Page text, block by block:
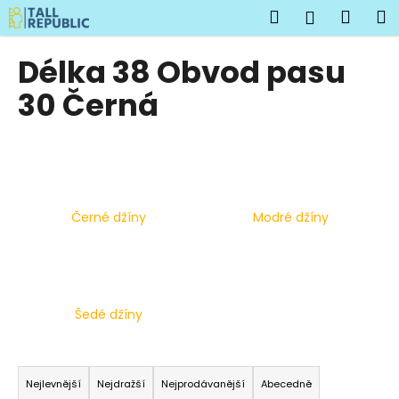
Přejít
na
obsah
Hledat
Délka 38 Obvod pasu
30 Černá
Černé džíny Modré džíny
Šedé džíny
Ř
a
Nejlevnější Nejdražší Nejprodávanější Abecedně
K
o
C
o
e